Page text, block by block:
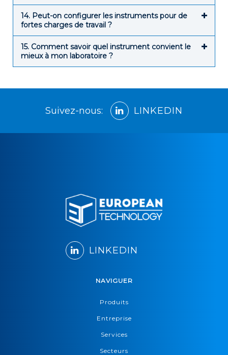
14. Peut-on configurer les instruments pour de
fortes charges de travail ?
15. Comment savoir quel instrument convient le
mieux à mon laboratoire ?
Suivez-nous: LINKEDIN
LINKEDIN
NAVIGUER
Produits
Entreprise
Services
Secteurs